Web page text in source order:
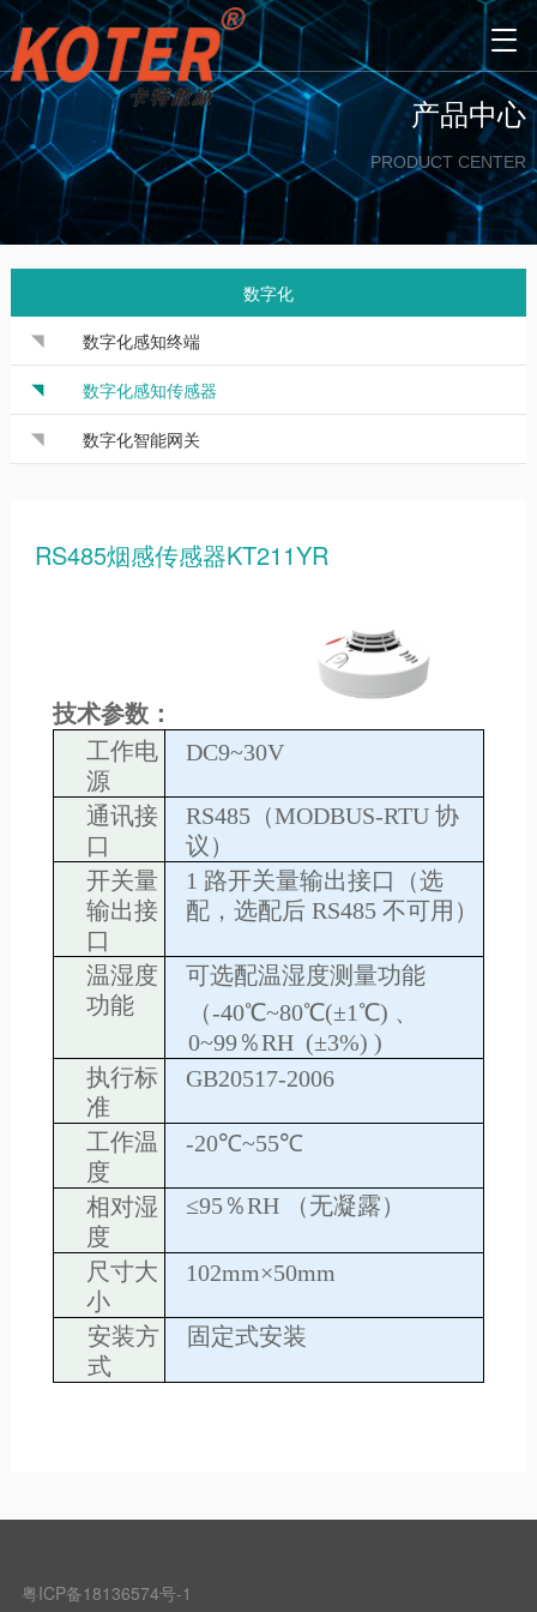

产品中心
PRODUCT CENTER
数字化
数字化感知终端
数字化感知传感器
数字化智能网关
RS485烟感传感器KT211YR
技术参数：
工作电
源
DC9~30V
通讯接
口
RS485（MODBUS-RTU 协
议）
开关量
输出接
口
1 路开关量输出接口（选
配，选配后 RS485 不可用）
温湿度
功能
可选配温湿度测量功能
（-40℃~80℃(±1℃) 、
0~99％RH (±3%) )
执行标
准
GB20517-2006
工作温
度
-20℃~55℃
相对湿
度
≤95％RH （无凝露）
尺寸大
小
102mm×50mm
安装方
式
固定式安装
粤ICP备18136574号-1